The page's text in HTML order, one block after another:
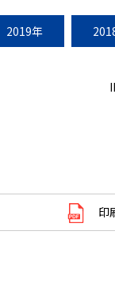
2019年
印